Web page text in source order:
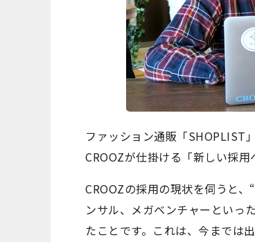
ファッション通販「SHOPLIST
CROOZが仕掛ける「新しい採用
CROOZの採用の現状を伺うと
ンサル、メガベンチャーといっ
たことです。これは、今までは